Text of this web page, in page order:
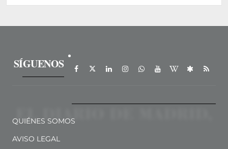
SÍGUENOS
QUIÉNES SOMOS
AVISO LEGAL